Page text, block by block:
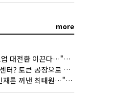
more
AI로 제조업 대전환 이끈다…"2030년까지 민관합동 20조 투자"
②데이터센터? 토큰 공장으로 변신
AI 시대 인재론 꺼낸 최태원…"협업이 경쟁력"